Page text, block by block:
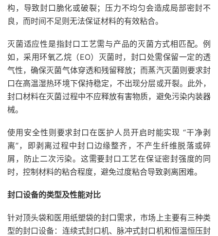
构，导致封口脆化或破裂；压力不均匀会造成局部密封不
良，而时间不足则无法保证材料的有效粘合。
灭菌适应性是指封口工艺需与产品的灭菌方式相匹配。例
如，采用环氧乙烷（EO）灭菌时，封口处需保留一定的透
气性，确保灭菌气体穿透和残留释放；而蒸汽灭菌则要求封
口在高温湿热环境下保持稳定，不出现分层或开裂。此外，
封口材料在灭菌过程中不应释放有害物质，避免污染内装器
械。
使用安全性则要求封口在医护人员开启时能实现 “干净剥
离”，即剥离过程中封口边缘整齐，不产生纤维脱落或碎
屑，防止二次污染。这需要封口工艺在保证密封强度的同
时，控制材料的粘合程度，避免过度粘合导致剥离困难。
封口设备的类型及性能对比
针对顶头袋和医用纸塑袋的封口需求，市场上主要有三种类
型的封口设备：连续式封口机、脉冲式封口机和恒温恒压封